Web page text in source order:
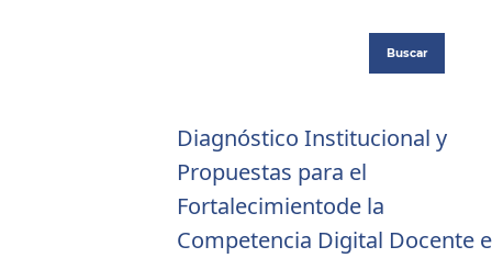
Buscar
Diagnóstico Institucional y
Propuestas para el
Fortalecimientode la
Competencia Digital Docente